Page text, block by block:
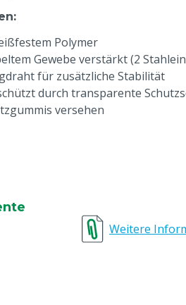
:
Polymer
Gewebe verstärkt (2
für zusätzliche Stabilität
durch transparente
versehen
Weitere